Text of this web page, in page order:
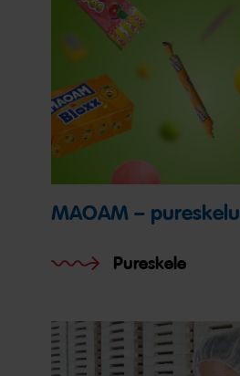
MAOAM –
Pureskele